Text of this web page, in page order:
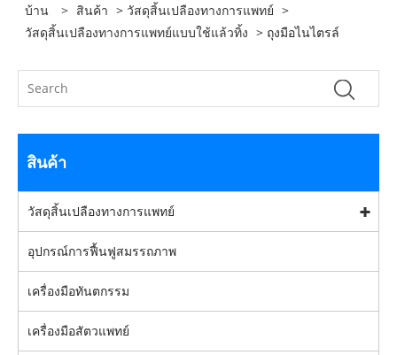
บ้าน > สินค้า > วัสดุสิ้นเปลืองทางการแพทย์ >
วัสดุสิ้นเปลืองทางการแพทย์แบบใช้แล้วทิ้ง > ถุงมือไนไตรล์
สินค้า
วัสดุสิ้นเปลืองทางการแพทย์
อุปกรณ์การฟื้นฟูสมรรถภาพ
เครื่องมือทันตกรรม
เครื่องมือสัตวแพทย์